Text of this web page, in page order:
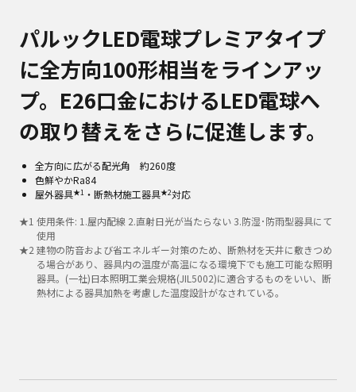
パルックLED電球プレミアタイプ
に全方向100形相当をラインアッ
プ。E26口金におけるLED電球へ
の取り替えをさらに促進します。
全方向に広がる配光角 約260度
色鮮やかRa84
屋外器具★1 ・断熱材施工器具★2対応
★1 使用条件: 1.屋内配線 2.直射日光が当たらない 3.防湿･防雨型器具にて
使用
★2 建物の防音および省エネルギー対策のため、断熱材を天井に敷きつめ
る場合があり、器具内の温度が高温になる環境下でも施工可能な照明
器具。(一社)日本照明工業会規格(JIL5002)に適合するものをいい、断
熱材による器具加熱を考慮した温度設計がなされている。